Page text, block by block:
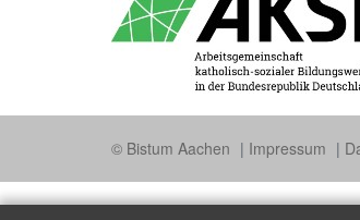
© Bistum Aachen Impressum